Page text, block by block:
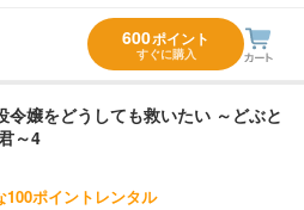
600ポイント
すぐに購入
令嬢をどうしても救いたい ～どぶと
～4
100ポイントレンタル